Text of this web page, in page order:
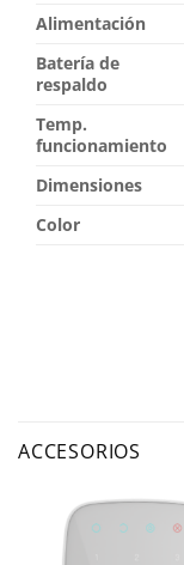
Alimentación
Batería de
respaldo
Temp.
funcionamiento
Dimensiones
Color
ACCESORIOS